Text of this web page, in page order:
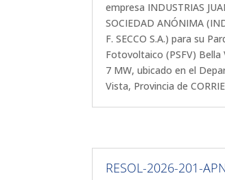
empresa INDUSTRIAS
SOCIEDAD ANÓNIMA
F. SECCO S.A.) para su
Fotovoltaico (PSFV) Bella
7 MW, ubicado en el
Vista, Provincia de
RESOL-2026-201-